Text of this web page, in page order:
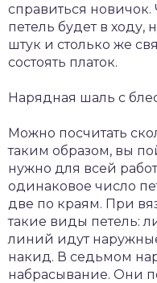
справиться новичок.
петель будет в ходу,
штук и столько же
состоять платок.
Нарядная шаль с
Можно посчитать
таким образом, вы
нужно для всей
одинаковое число
две по краям. При
такие виды петель:
линий идут
накид. В седьмом
набрасывание. Они